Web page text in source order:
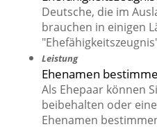
Deutsche, die im
brauchen in einigen
Leistung
Ehenamen
Als Ehepaar können
beibehalten oder
Ehenamen